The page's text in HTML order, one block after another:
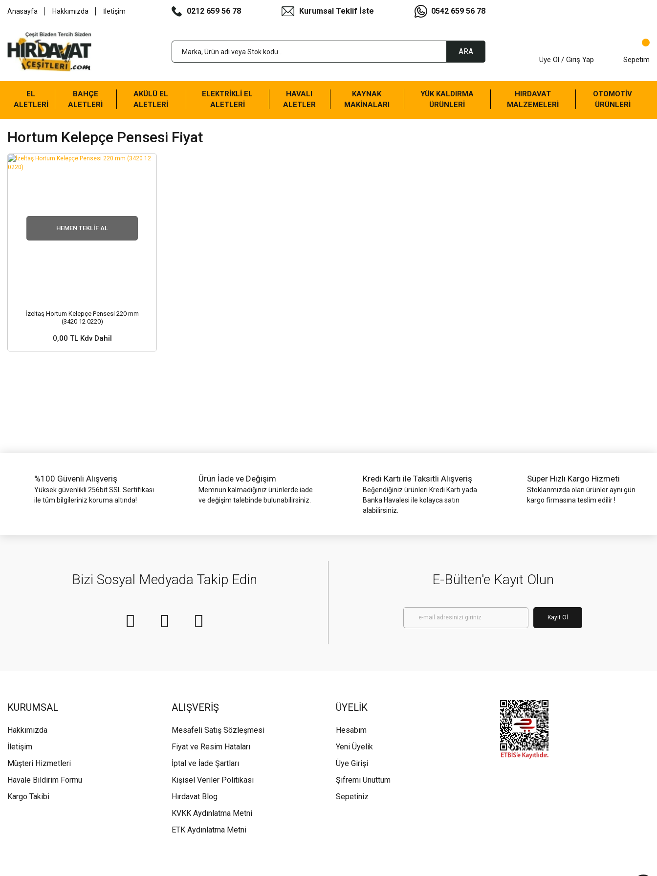
Anasayfa Hakkımızda İletişim 0212 659 56 78 Kurumsal Teklif İste 0542 659 56 78
ARA
Üye Ol / Giriş Yap Sepetim
EL
ALETLERİ
BAHÇE
ALETLERİ
AKÜLÜ EL
ALETLERİ
ELEKTRİKLİ EL
ALETLERİ
HAVALI
ALETLER
KAYNAK
MAKİNALARI
YÜK KALDIRMA
ÜRÜNLERİ
HIRDAVAT
MALZEMELERİ
OTOMOTİV
ÜRÜNLERİ
Hortum Kelepçe Pensesi Fiyat
HEMEN TEKLIF AL
İzeltaş Hortum Kelepçe Pensesi 220 mm
(3420 12 0220)
0,00 TL Kdv Dahil
%100 Güvenli Alışveriş
Yüksek güvenlikli 256bit SSL Sertifikası
ile tüm bilgileriniz koruma altında!
Ürün İade ve Değişim
Memnun kalmadığınız ürünlerde iade
ve değişim talebinde bulunabilirsiniz.
Kredi Kartı ile Taksitli Alışveriş
Beğendiğiniz ürünleri Kredi Kartı yada
Banka Havalesi ile kolayca satın
alabilirsiniz.
Süper Hızlı Kargo Hizmeti
Stoklarımızda olan ürünler aynı gün
kargo firmasına teslim edilir !
Bizi Sosyal Medyada Takip Edin E-Bülten'e Kayıt Olun
Kayıt Ol
KURUMSAL
Hakkımızda
İletişim
Müşteri Hizmetleri
Havale Bildirim Formu
Kargo Takibi
ALIŞVERİŞ
Mesafeli Satış Sözleşmesi
Fiyat ve Resim Hataları
İptal ve İade Şartları
Kişisel Veriler Politikası
Hırdavat Blog
KVKK Aydınlatma Metni
ETK Aydınlatma Metni
ÜYELİK
Hesabım
Yeni Üyelik
Üye Girişi
Şifremi Unuttum
Sepetiniz